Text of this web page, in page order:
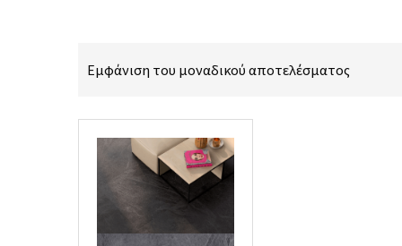
Εμφάνιση του μοναδικού αποτελέσματος